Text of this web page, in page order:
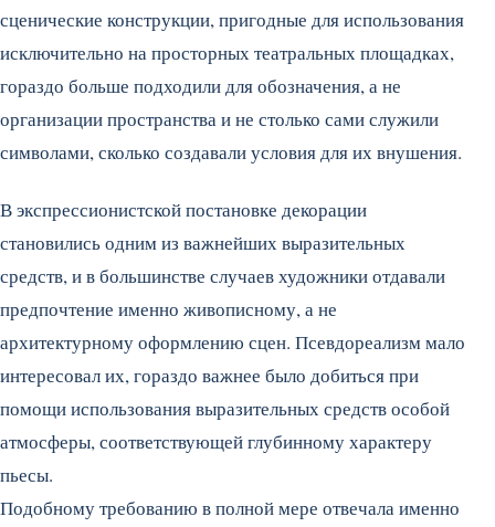
сценические конструкции, пригодные для использования
исключительно на просторных театральных площадках,
гораздо больше подходили для обозначения, а не
организации пространства и не столько сами служили
символами, сколько создавали условия для их внушения.
В экспрессионистской постановке декорации
становились одним из важнейших выразительных
средств, и в большинстве случаев художники отдавали
предпочтение именно живописному, а не
архитектурному оформлению сцен. Псевдореализм мало
интересовал их, гораздо важнее было добиться при
помощи использования выразительных средств особой
атмосферы, соответствующей глубинному характеру
пьесы.
Подобному требованию в полной мере отвечала именно